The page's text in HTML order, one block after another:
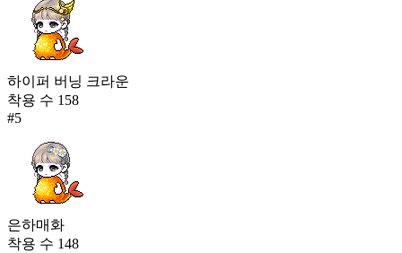
하이퍼 버닝 크라운
착용 수 158
#5
은하매화
착용 수 148